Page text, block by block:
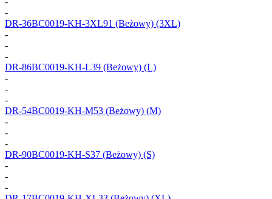
-
DR-36BC0019-KH-3XL91 (Beżowy) (3XL)
-
-
-
DR-86BC0019-KH-L39 (Beżowy) (L)
-
-
-
DR-54BC0019-KH-M53 (Beżowy) (M)
-
-
-
DR-90BC0019-KH-S37 (Beżowy) (S)
-
-
-